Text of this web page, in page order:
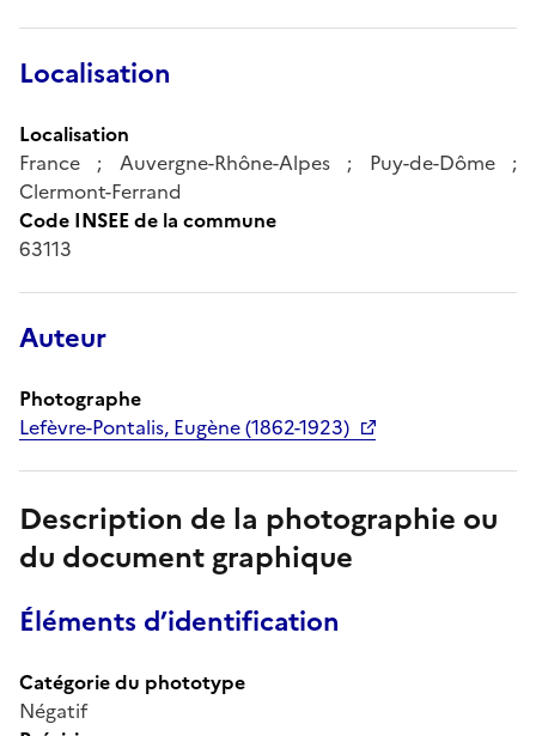
Localisation
Localisation
France ; Auvergne-Rhône-Alpes ; Puy-de-Dôme ;
Clermont-Ferrand
Code INSEE de la commune
63113
Auteur
Photographe
Lefèvre-Pontalis, Eugène (1862-1923)
Description de la photographie ou
du document graphique
Éléments d’identification
Catégorie du phototype
Négatif